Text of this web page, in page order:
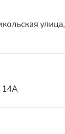
улица,
14А